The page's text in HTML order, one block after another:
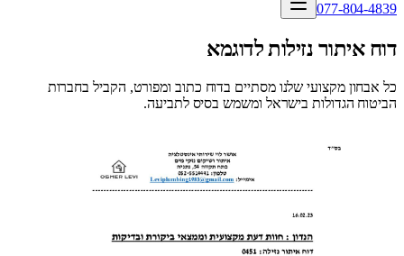
077-804-4839
דוח איתור נזילות לדוגמא
כל אבחון מקצועי שלנו מסתיים בדוח כתוב ומפורט, הקביל בחברות
הביטוח הגדולות בישראל ומשמש בסיס לתביעה.